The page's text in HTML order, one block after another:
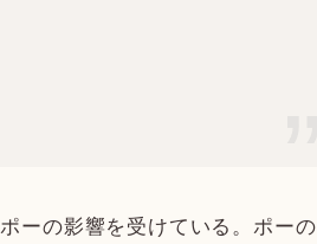
ーの影響を受けている。ポーの